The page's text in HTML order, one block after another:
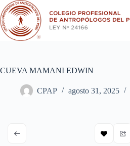
Saltar
al
contenido
CUEVA MAMANI EDWIN
CPAP agosto 31, 2025